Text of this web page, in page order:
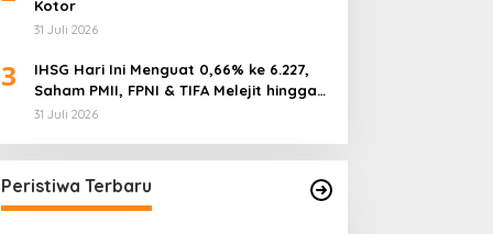
Kotor
31 Juli 2026
3
IHSG Hari Ini Menguat 0,66% ke 6.227,
Saham PMII, FPNI & TIFA Melejit hingga
28%! Ini Daftar Saham Paling Cuan &
31 Juli 2026
Peristiwa Terbaru